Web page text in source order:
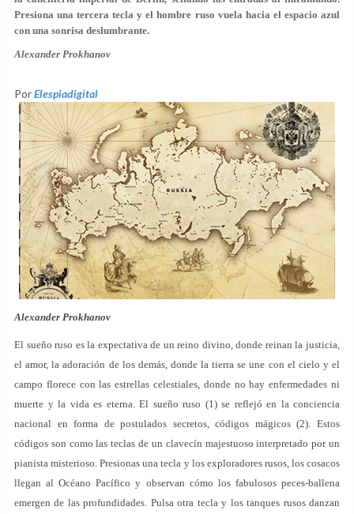
Presiona una tercera tecla y el hombre ruso vuela hacia el espacio azul
con una sonrisa deslumbrante.
Alexander Prokhanov
PorElespiadigital
Alexander Prokhanov
El sueño ruso es la expectativa de un reino divino, donde reinan la justicia,
el amor, la adoración de los demás, donde la tierra se une con el cielo y el
campo florece con las estrellas celestiales, donde no hay enfermedades ni
muerte y la vida es eterna. El sueño ruso (1) se reflejó en la conciencia
nacional en forma de postulados secretos, códigos mágicos (2). Estos
códigos son como las teclas de un clavecín majestuoso interpretado por un
pianista misterioso. Presionas una tecla y los exploradores rusos, los cosacos
llegan al Océano Pacífico y observan cómo los fabulosos peces-ballena
emergen de las profundidades. Pulsa otra tecla y los tanques rusos danzan